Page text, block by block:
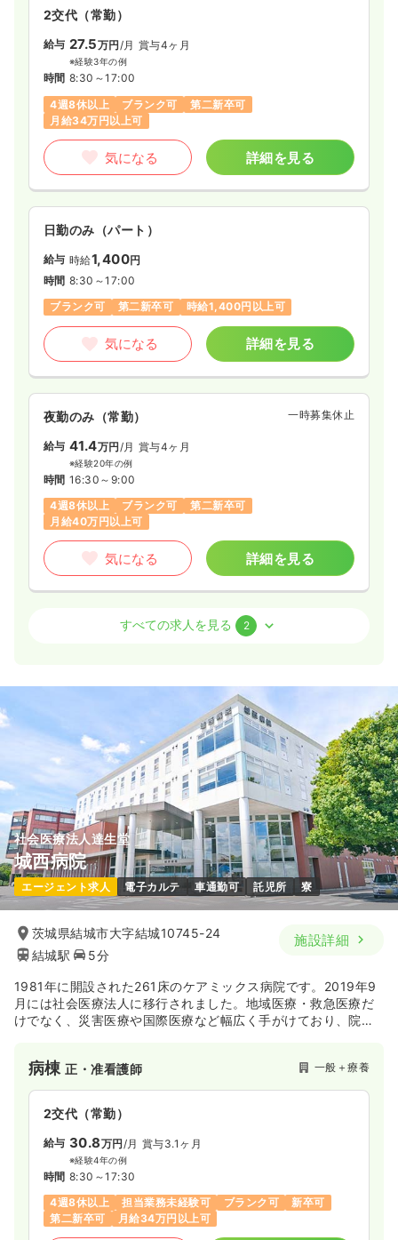
2交代（常勤）
給与 27.5万円/月 賞与4ヶ月
※経験3年の例
時間 8:30～17:00
4週8休以上
ブランク可
第二新卒可
月給34万円以上可
気になる 詳細を見る
日勤のみ（パート）
給与 時給1,400円
時間 8:30～17:00
ブランク可
第二新卒可 時給1,400円以上可
気になる 詳細を見る
夜勤のみ（常勤） 一時募集休止
給与 41.4万円 /月 賞与4ヶ月
※経験20年の例
時間 16:30～9:00
4週8休以上
ブランク可
第二新卒可
月給40万円以上可
気になる 詳細を見る
オペ室(手術室)正看護師
賞与4ヶ月
土日休み
オンコールあり 月給30万円以上可
気になる 詳細を見る
外来正・准看護師 一般＋療養
日勤のみ（常勤） 一時募集休止
給与 22.0〜30.0 万円 /月 賞与4ヶ月
※一例
時間 8:30～17:00
4週8休以上
月給30万円以上可
気になる 詳細を見る
すべての求人を見る 2
社会医療法人達生堂
城西病院
エージェント求人 電子カルテ 車通勤可 託児所 寮
茨城県結城市大字結城10745-24
結城駅
5分
施設詳細
1981年に開設された261床のケアミックス病院です。2019年9
月には社会医療法人に移行されました。地域医療・救急医療だ
けでなく、災害医療や国際医療など幅広く手がけており、院内
イトン地域の歴史が写真で展示されており、ドイトン地域栽培
されたコーヒーを飲むことができるおしゃれなカフェも併設さ
れております。
病棟正・准看護師 一般＋療養
2交代（常勤）
給与 30.8万円 /月 賞与3.1ヶ月
※経験4年の例
時間 8:30～17:30
4週8休以上
担当業務未経験可 ブランク可
新卒可
第二新卒可
月給34万円以上可